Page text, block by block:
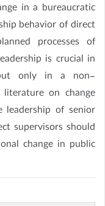
in a bureaucratic
behavior of direct
processes of
is crucial in
but only in a non-
on change
leadership of senior
supervisors should
change in public